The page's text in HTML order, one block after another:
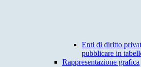
Enti di diritto
pubblicare in
Rappresentazione grafica